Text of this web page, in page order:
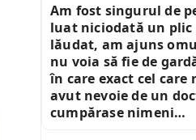
Am fost singurul de
luat niciodată un
lăudat, am ajuns
nu voia să fie de
în care exact cel care
avut nevoie de un
cumpărase nimeni…